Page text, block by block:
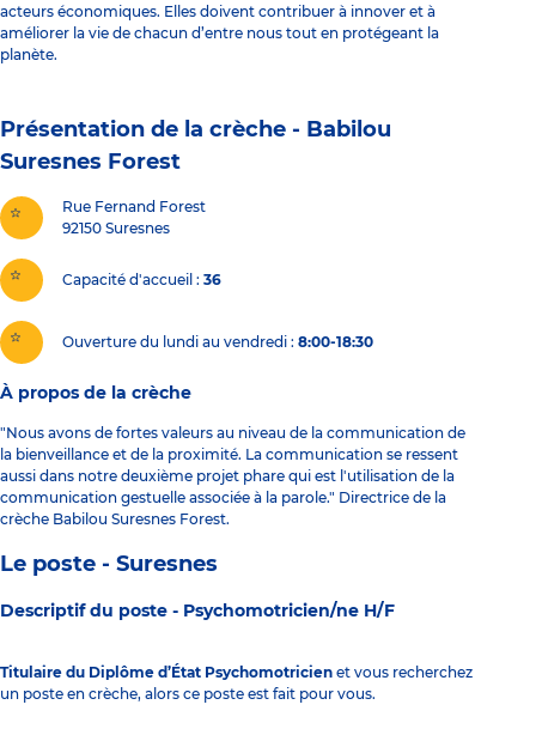
acteurs économiques. Elles doivent contribuer à innover et à
améliorer la vie de chacun d’entre nous tout en protégeant la
planète.
Présentation de la crèche - Babilou
Suresnes Forest
Rue Fernand Forest
92150 Suresnes
Capacité d'accueil 36
Ouverture du lundi au vendredi : 8:00-18:30
À propos de la crèche
"Nous avons de fortes valeurs au niveau de la communication de
la bienveillance et de la proximité. La communication se ressent
aussi dans notre deuxième projet phare qui est l'utilisation de la
communication gestuelle associée à la parole." Directrice de la
crèche Babilou Suresnes Forest.
Le poste - Suresnes
Descriptif du poste - Psychomotricien/ne H/F
Titulaire du Diplôme d’État Psychomotricien et vous recherchez
un poste en crèche, alors ce poste est fait pour vous.